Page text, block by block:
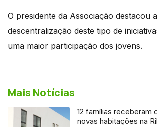
O presidente da Associação destacou
descentralização deste tipo de
uma maior participação dos jovens.
Mais Notícias
12 famílias receberam
novas habitações na